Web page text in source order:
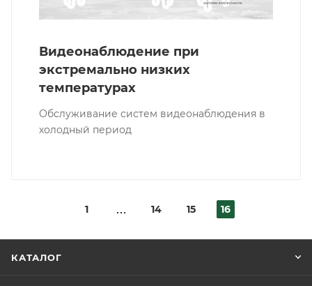
Видеонаблюдение при
экстремально низких
температурах
Обслуживание систем видеонаблюдения в
холодный период
1 14 15 16
КАТАЛОГ